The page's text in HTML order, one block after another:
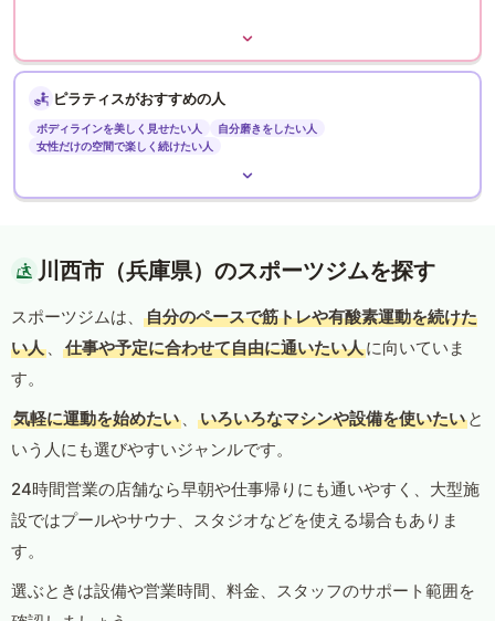
ピラティスがおすすめの人
ボディラインを美しく見せたい人
自分磨きをしたい人
女性だけの空間で楽しく続けたい人
川西市（兵庫県）のスポーツジムを探す
スポーツジムは、
自分のペースで筋トレや有酸素運動を続けた
い人 、 仕事や予定に合わせて自由に通いたい人に向いていま
す。
気軽に運動を始めたい 、 いろいろなマシンや設備を使いたい と
いう人にも選びやすいジャンルです。
24時間営業の店舗なら早朝や仕事帰りにも通いやすく、大型施
設ではプールやサウナ、スタジオなどを使える場合もありま
す。
選ぶときは設備や営業時間、料金、スタッフのサポート範囲を